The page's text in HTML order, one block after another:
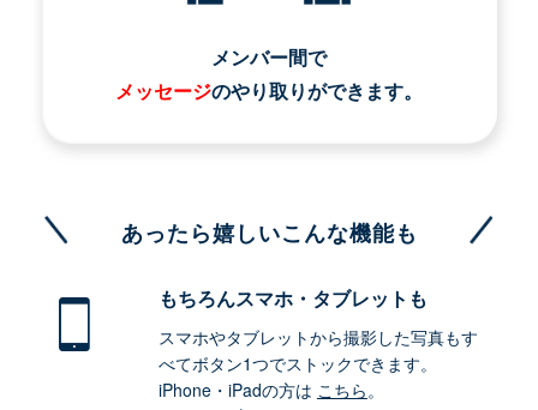
メンバー間で
メッセージのやり取りができます。
あったら嬉しいこんな機能も
もちろんスマホ・タブレットも
スマホやタブレットから撮影した写真もす
べてボタン1つでストックできます。
iPhone・iPadの方は こちら。